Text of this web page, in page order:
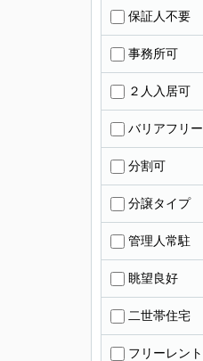
保証人不要
事務所可
２人入居可
バリアフリー
分割可
分譲タイプ
管理人常駐
眺望良好
二世帯住宅
フリーレント